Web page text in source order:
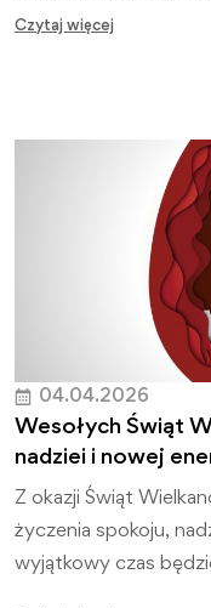
Czytaj więcej
04.04.2026
Wesołych Świąt
nadziei i nowej
Z okazji Świąt
życzenia spokoju,
wyjątkowy czas